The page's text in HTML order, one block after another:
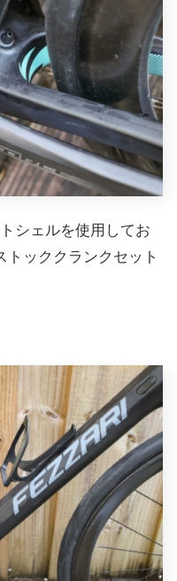
シェルを使用してお
トッククランクセット